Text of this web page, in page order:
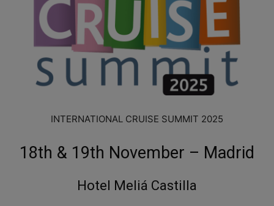
INTERNATIONAL CRUISE SUMMIT 2025
18th & 19th November – Madrid
Hotel Meliá Castilla